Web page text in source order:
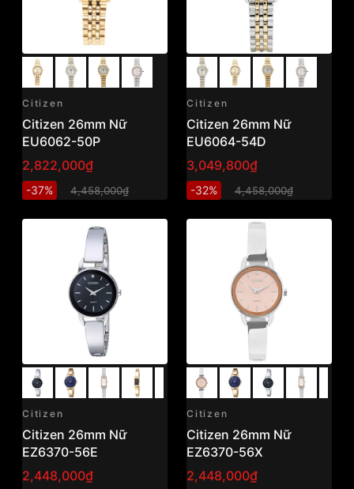
Citizen
Citizen 26mm Nữ
EU6062-50P
2,822,000₫
-37% 4,458,000₫
Citizen
Citizen 26mm Nữ
EU6064-54D
3,049,800₫
-32% 4,458,000₫
Citizen
Citizen 26mm Nữ
EZ6370-56E
2,448,000₫
Citizen
Citizen 26mm Nữ
EZ6370-56X
2,448,000₫